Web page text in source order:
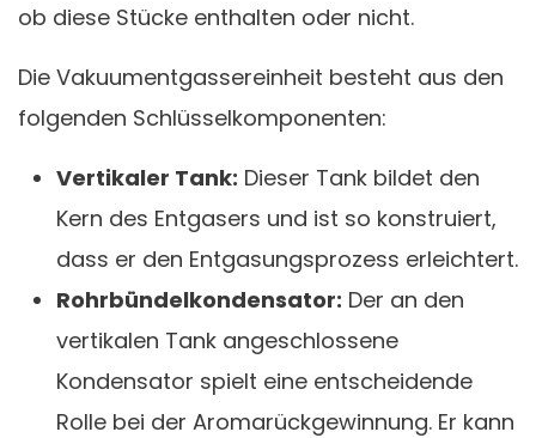
ob diese Stücke enthalten oder nicht.
Die Vakuumentgassereinheit besteht aus den
folgenden Schlüsselkomponenten:
Vertikaler Tank: Dieser Tank bildet den
Kern des Entgasers und ist so konstruiert,
dass er den Entgasungsprozess erleichtert.
Rohrbündelkondensator: Der an den
vertikalen Tank angeschlossene
Kondensator spielt eine entscheidende
Rolle bei der Aromarückgewinnung. Er kann